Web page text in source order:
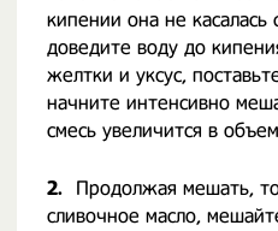
кипении она не
доведите воду до
желтки и уксус,
начните интенсивно
смесь увеличится в
2.
Продолжая мешать,
сливочное масло,